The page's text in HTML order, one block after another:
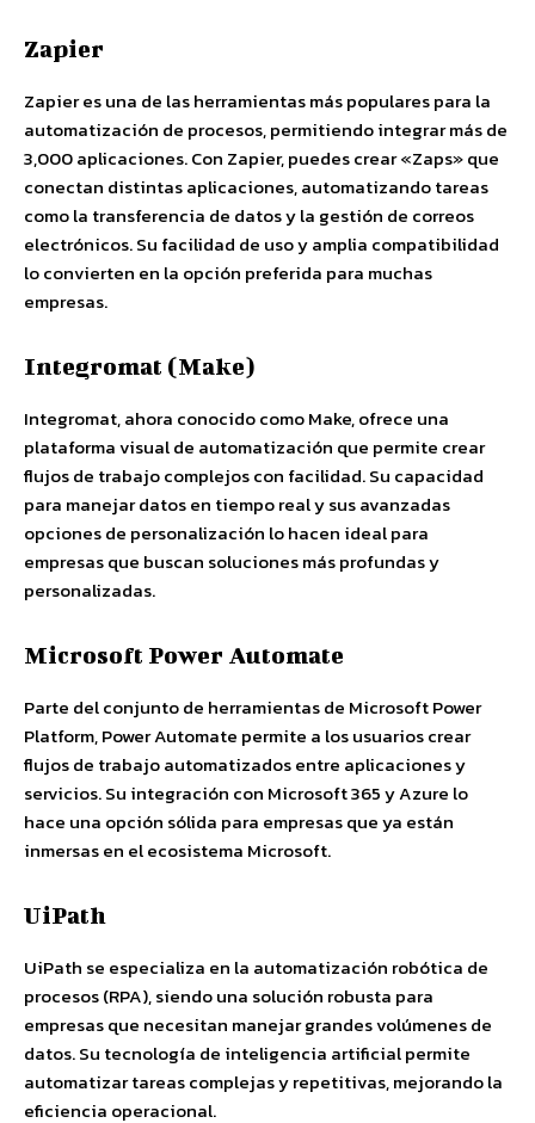
Zapier
Zapier es una de las herramientas más populares para la
automatización de procesos, permitiendo integrar más de
3,000 aplicaciones. Con Zapier, puedes crear «Zaps» que
conectan distintas aplicaciones, automatizando tareas
como la transferencia de datos y la gestión de correos
electrónicos. Su facilidad de uso y amplia compatibilidad
lo convierten en la opción preferida para muchas
empresas.
Integromat (Make)
Integromat, ahora conocido como Make, ofrece una
plataforma visual de automatización que permite crear
flujos de trabajo complejos con facilidad. Su capacidad
para manejar datos en tiempo real y sus avanzadas
opciones de personalización lo hacen ideal para
empresas que buscan soluciones más profundas y
personalizadas.
Microsoft Power Automate
Parte del conjunto de herramientas de Microsoft Power
Platform, Power Automate permite a los usuarios crear
flujos de trabajo automatizados entre aplicaciones y
servicios. Su integración con Microsoft 365 y Azure lo
hace una opción sólida para empresas que ya están
inmersas en el ecosistema Microsoft.
UiPath
UiPath se especializa en la automatización robótica de
procesos (RPA), siendo una solución robusta para
empresas que necesitan manejar grandes volúmenes de
datos. Su tecnología de inteligencia artificial permite
automatizar tareas complejas y repetitivas, mejorando la
eficiencia operacional.